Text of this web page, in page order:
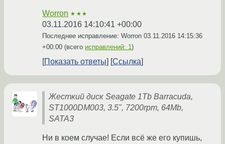
Worron ★★★
03.11.2016 14:10:41 +00:00
Последнее исправление: Worron 03.11.2016 14:15:36
+00:00 (всего исправлений: 1)
Показать ответы Ссылка
Жесткий диск Seagate 1Tb Barracuda,
ST1000DM003, 3.5", 7200rpm, 64Mb,
SATA3
Ни в коем случае! Если всё же его купишь,